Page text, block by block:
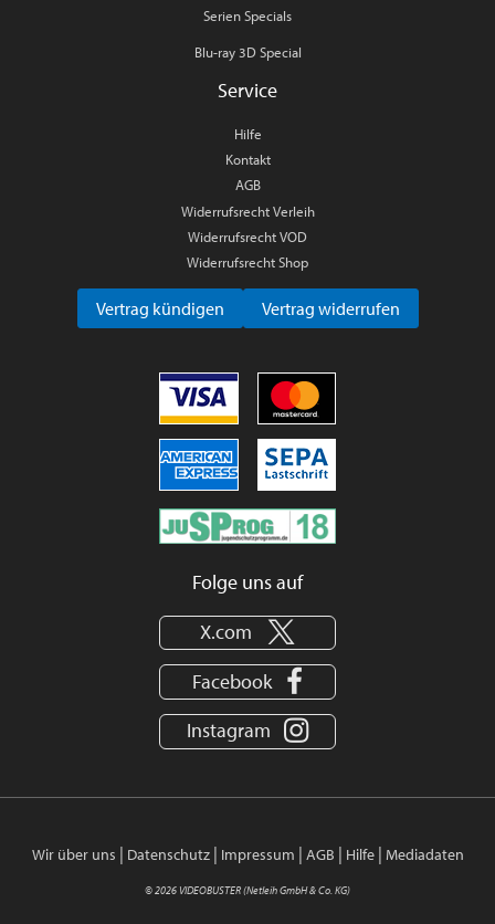
Serien Specials
Blu-ray 3D Special
Service
Hilfe
Kontakt
AGB
Widerrufsrecht Verleih
Widerrufsrecht VOD
Widerrufsrecht Shop
Vertrag kündigen Vertrag widerrufen
Folge uns auf
X.com
Facebook
Instagram
Wir über uns | Datenschutz| Impressum | AGB | Hilfe| Mediadaten
© 2026 VIDEOBUSTER (Netleih GmbH & Co. KG)